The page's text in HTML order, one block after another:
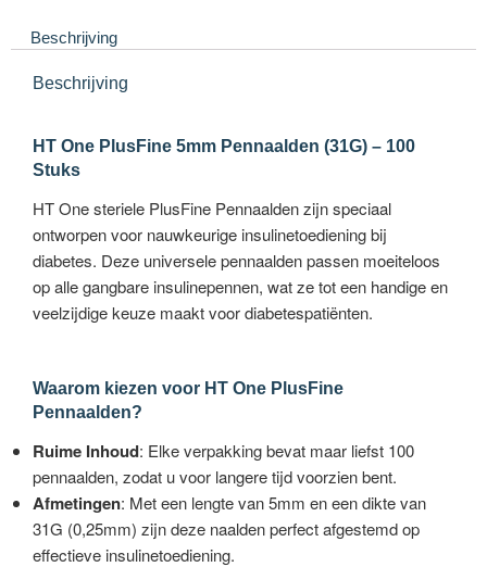
Beschrijving
Beschrijving
HT One PlusFine 5mm Pennaalden (31G) – 100
Stuks
HT One steriele PlusFine Pennaalden zijn speciaal
ontworpen voor nauwkeurige insulinetoediening bij
diabetes. Deze universele pennaalden passen moeiteloos
op alle gangbare insulinepennen, wat ze tot een handige en
veelzijdige keuze maakt voor diabetespatiënten.
Waarom kiezen voor HT One PlusFine
Pennaalden?
Ruime Inhoud: Elke verpakking bevat maar liefst 100
pennaalden, zodat u voor langere tijd voorzien bent.
Afmetingen: Met een lengte van 5mm en een dikte van
31G (0,25mm) zijn deze naalden perfect afgestemd op
effectieve insulinetoediening.